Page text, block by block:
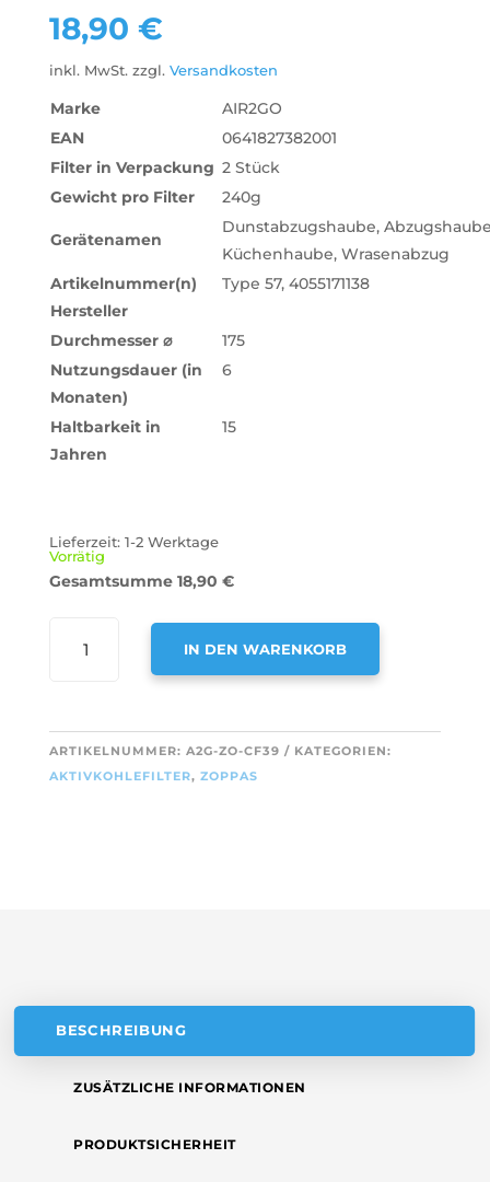
18,90 €
inkl. MwSt. zzgl. Versandkosten
Marke
AIR2GO
EAN
0641827382001
Filter in Verpackung 2 Stück
Gewicht pro Filter
240g
Gerätenamen
‎Dunstabzugshaube,
Küchenhaube, Wrasenabzug
Artikelnummer(n)
Hersteller
Type 57, 4055171138
Durchmesser ⌀
175
Nutzungsdauer (in
Monaten)
6
Haltbarkeit in
Jahren
15
Lieferzeit: 1-2 Werktage
Vorrätig
Gesamtsumme 18,90 €
AKTIVKOHLEFILTER
FÜR
ZOPPAS
TYP
IN DEN WARENKORB
T
E
ARTIKELNUMMER: A2G-ZO-CF39
KATEGORIEN:
AKTIVKOHLEFILTER, ZOPPAS
BESCHREIBUNG
ZUSÄTZLICHE INFORMATIONEN
PRODUKTSICHERHEIT